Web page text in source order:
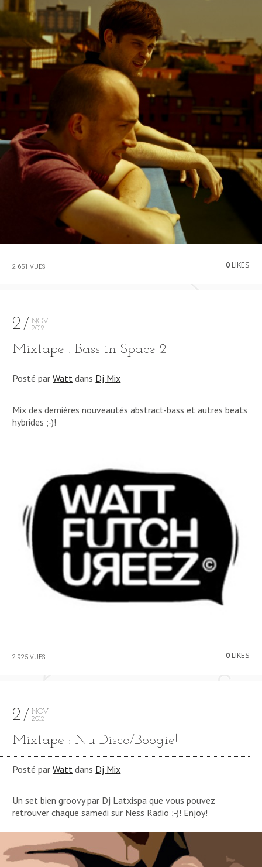
2 651 VUES 0LIKES
2
NOV
2012
Mixtape : Bass in Space 2!
Posté parWatt dans Dj Mix
Mix des dernières nouveautés abstract-bass et autres beats
hybrides ;-)!
2 925 VUES 0LIKES
2
NOV
2012
Mixtape : Nu Disco/Boogie!
Posté parWatt dans Dj Mix
Un set bien groovy par Dj Latxispa que vous pouvez
retrouver chaque samedi sur Ness Radio ;-)! Enjoy!